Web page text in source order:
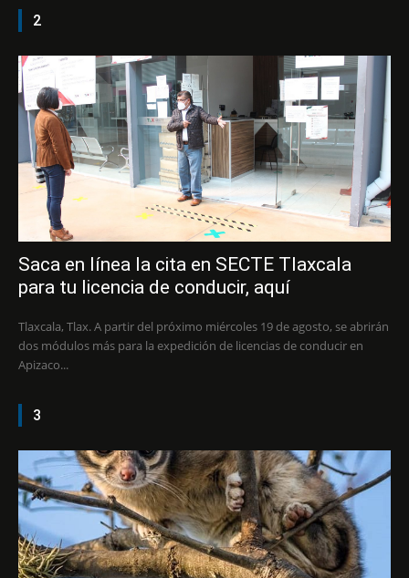
2
Saca en línea la cita en SECTE Tlaxcala
para tu licencia de conducir, aquí
Tlaxcala, Tlax. A partir del próximo miércoles 19 de agosto, se abrirán
dos módulos más para la expedición de licencias de conducir en
Apizaco...
3